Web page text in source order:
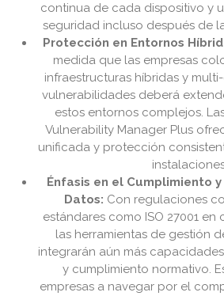
continua de cada dispositivo y
seguridad incluso después de
Protección en Entornos
medida que las empresas
infraestructuras híbridas y
vulnerabilidades deberá
estos entornos complejos.
Vulnerability Manager Plus
unificada y protección
Énfasis en el Cumplimiento
Datos: Con regulaciones
estándares como ISO 27001
las herramientas de gestión
integrarán aún más
y cumplimiento normativo.
empresas a navegar por el